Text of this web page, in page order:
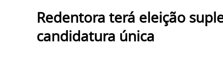
Redentora terá eleição
candidatura única